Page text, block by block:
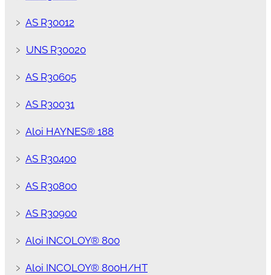
﹥ AS R30012
﹥ UNS R30020
﹥ AS R30605
﹥ AS R30031
﹥ Aloi HAYNES® 188
﹥ AS R30400
﹥ AS R30800
﹥ AS R30900
﹥ Aloi INCOLOY® 800
﹥ Aloi INCOLOY® 800H/HT